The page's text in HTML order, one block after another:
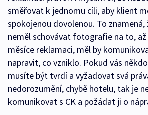
směřovat k jednomu cíli, aby klient
spokojenou dovolenou. To znamená,
neměl schovávat fotografie na to,
měsíce reklamaci, měl by
napravit, co vzniklo. Pokud vás
musíte být tvrdí a vyžadovat svá
nedorozumění, chybě hotelu, tak je
komunikovat s CK a požádat ji o